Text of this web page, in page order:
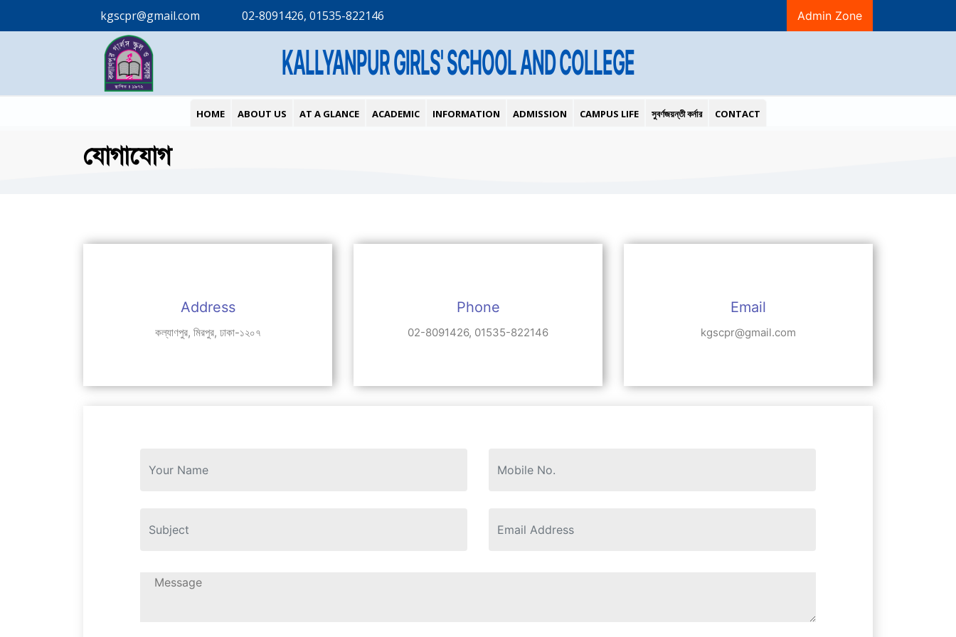
kgscpr@gmail.com 02-8091426, 01535-822146 Admin Zone
KALLYANPUR GIRLS' SCHOOL AND COLLEGE
HOME ABOUT US AT A GLANCE ACADEMIC INFORMATION ADMISSION CAMPUS LIFE সুবর্ণজয়ন্তী কর্নার CONTACT
যোগাযোগ
Address
কল্যাণপুর, মিরপুর, ঢাকা-১২০৭
Phone
02-8091426, 01535-822146
Email
kgscpr@gmail.com